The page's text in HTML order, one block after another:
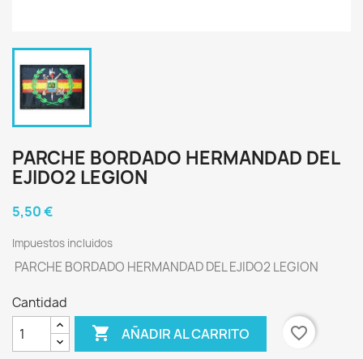
PARCHE BORDADO HERMANDAD DEL
EJIDO2 LEGION
5,50 €
Impuestos incluidos
PARCHE BORDADO HERMANDAD DEL EJIDO2 LEGION
Cantidad
 AÑADIR AL CARRITO favorite_border